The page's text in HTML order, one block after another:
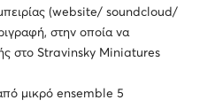
(website/ soundcloud/
στην οποία να
στο Stravinsky Miniatures
μικρό ensemble 5